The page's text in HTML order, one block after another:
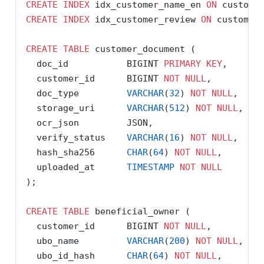
CREATE INDEX idx_customer_name_en ON
CREATE
INDEX idx_customer_review ON
CREATE TABLE customer_document (
  doc_id           BIGINT
PRIMARY KEY,
  customer_id      BIGINT
NOT NULL,
  doc_type
VARCHAR(32) NOT NULL
  storage_uri
VARCHAR(512) NOT NULL
  ocr_json         JSON,
  verify_status
VARCHAR(16) NOT NULL
  hash_sha256
CHAR(64) NOT NULL
  uploaded_at
TIMESTAMP NOT NULL
);
CREATE TABLE beneficial_owner (
  customer_id      BIGINT
NOT NULL,
  ubo_name
VARCHAR(200) NOT NULL,
  ubo_id_hash
CHAR(64) NOT NULL,